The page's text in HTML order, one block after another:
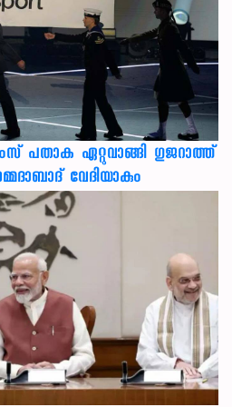
പതാക ഏറ്റുവാങ്ങി ഗുജറാത്ത്
വേദിയാകും